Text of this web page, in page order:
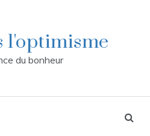
l'optimisme
du bonheur